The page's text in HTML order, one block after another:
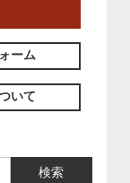
。
ーム
いて
検索: